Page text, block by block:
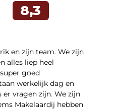
en zijn team. We zijn
alles liep heel
goed
werkelijk dag en
vragen zijn. We zijn
Makelaardij hebben